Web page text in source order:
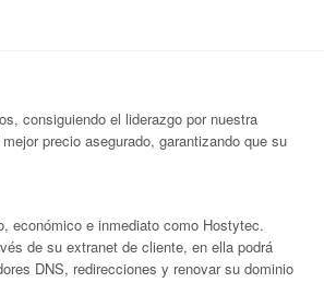
consiguiendo el liderazgo por nuestra
precio asegurado, garantizando que su
económico e inmediato como Hostytec.
de su extranet de cliente, en ella podrá
DNS, redirecciones y renovar su dominio